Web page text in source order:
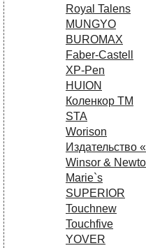
Royal Talens
MUNGYO
BUROMAX
Faber-Castell
XP-Pen
HUION
Коленкор ТМ
STA
Worison
Издательство
Winsor &
Marie`s
SUPERIOR
Touchnew
Touchfive
YOVER